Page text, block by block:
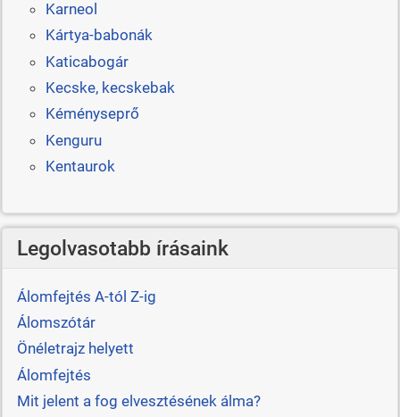
Karneol
Kártya-babonák
Katicabogár
Kecske, kecskebak
Kéményseprő
Kenguru
Kentaurok
Legolvasotabb írásaink
Álomfejtés A-tól Z-ig
Álomszótár
Önéletrajz helyett
Álomfejtés
Mit jelent a fog elvesztésének álma?